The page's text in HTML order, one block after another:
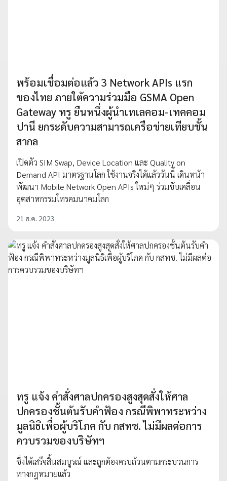
พร้อมเชื่อมต่อแล้ว 3 Network APIs แรก
ของไทย ภายใต้ความร่วมมือ GSMA Open
Gateway ทรู ยืนหนึ่งผู้นำเทเลคอม-เทคคอม
ปานี ยกระดับความสามารถเครือข่ายเทียบชั้น
สากล
เปิดตัว SIM Swap, Device Location และ Quality on
Demand API มาตรฐานโลก ใช้งานจริงได้แล้ววันนี้ เดินหน้า
พัฒนา Mobile Network Open APIs ใหม่ๆ ร่วมขับเคลื่อน
อุตสาหกรรมโทรคมนาคมโลก
21 ธ.ค. 2023
ทรู แจ้ง คำสั่งศาลปกครองสูงสุดสั่งให้ศาล
ปกครองชั้นต้นรับคำฟ้อง กรณีพิพาทระหว่าง
มูลนิธิเพื่อผู้บริโภค กับ กสทช. ไม่มีผลต่อการ
ควบรวมของบริษัทฯ
ซึ่งได้เสร็จสิ้นสมบูรณ์ และถูกต้องครบถ้วนตามกระบวนการ
ทางกฎหมายเเล้ว